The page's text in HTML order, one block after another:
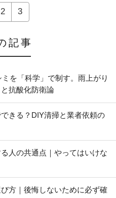
2 3
記事
ミを「科学」で制す。雨上がり
抗酸化防衛論
きる？DIY清掃と業者依頼の
人の共通点｜やってはいけな
方｜後悔しないために必ず確